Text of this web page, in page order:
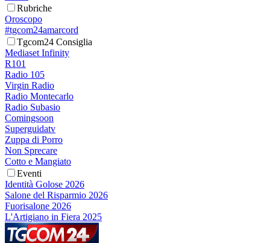
Rubriche
Oroscopo
#tgcom24amarcord
Tgcom24 Consiglia
Mediaset Infinity
R101
Radio 105
Virgin Radio
Radio Montecarlo
Radio Subasio
Comingsoon
Superguidatv
Zuppa di Porro
Non Sprecare
Cotto e Mangiato
Eventi
Identità Golose 2026
Salone del Risparmio 2026
Fuorisalone 2026
L'Artigiano in Fiera 2025